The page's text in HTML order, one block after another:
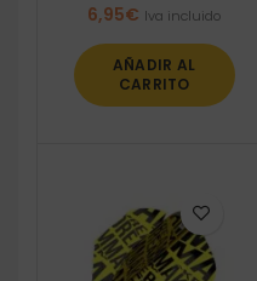
6,95€ Iva incluido
AÑADIR AL
CARRITO